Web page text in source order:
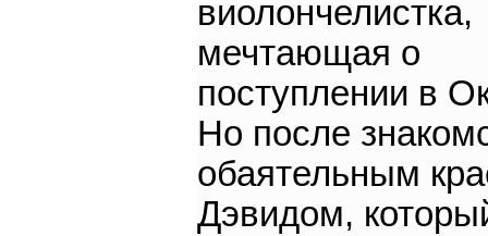
виолончелистка,
мечтающая о
поступлении в
Но после
обаятельным
Дэвидом,